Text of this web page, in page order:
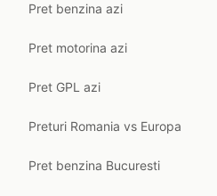
Pret benzina azi
Pret motorina azi
Pret GPL azi
Preturi Romania vs Europa
Pret benzina Bucuresti